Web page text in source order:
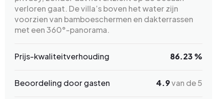
verloren gaat. De villa’s boven het water zijn
voorzien van bamboeschermen en dakterrassen
met een 360°-panorama.
Prijs-kwaliteitverhouding 86.23 %
Beoordeling door gasten 4.9van de 5